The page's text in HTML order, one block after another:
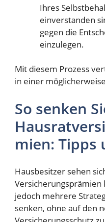
Ihres
einverstanden
gegen die
einzulegen.
Mit diesem Prozess
in einer
So senken
mien: Tipps
Hausbesitzer sehen
jedoch mehrere
senken, ohne auf den